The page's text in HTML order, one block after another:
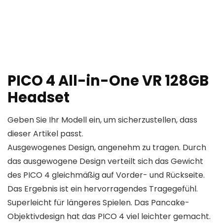
PICO 4 All-in-One VR 128GB
Headset
Geben Sie Ihr Modell ein, um sicherzustellen, dass
dieser Artikel passt.
Ausgewogenes Design, angenehm zu tragen. Durch
das ausgewogene Design verteilt sich das Gewicht
des PICO 4 gleichmäßig auf Vorder- und Rückseite.
Das Ergebnis ist ein hervorragendes Tragegefühl.
Superleicht für längeres Spielen. Das Pancake-
Objektivdesign hat das PICO 4 viel leichter gemacht.